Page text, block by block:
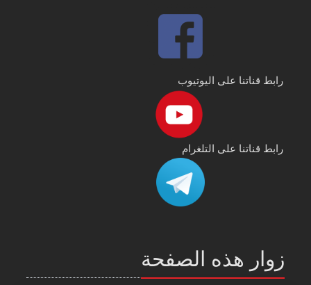
رابط قناتنا على اليوتيوب
رابط قناتنا على التلغرام
زوار هذه الصفحة